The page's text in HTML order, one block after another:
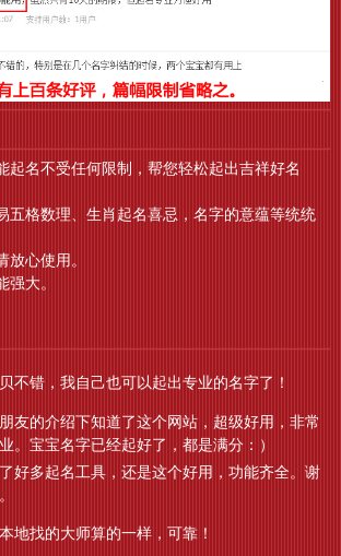
起名不受任何限制，帮您轻松起出吉祥好名
五格数理、生肖起名喜忌，名字的意蕴等统统
放心使用。
强大。
不错，我自己也可以起出专业的名字了！
友的介绍下知道了这个网站，超级好用，非常
。宝宝名字已经起好了，都是满分：）
好多起名工具，还是这个好用，功能齐全。谢
地找的大师算的一样，可靠！